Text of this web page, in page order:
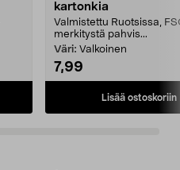
kartonkia
Valmistettu Ruotsissa,
merkitystä pahvis...
Väri: Valkoinen
7,99
Lisää ostoskoriin